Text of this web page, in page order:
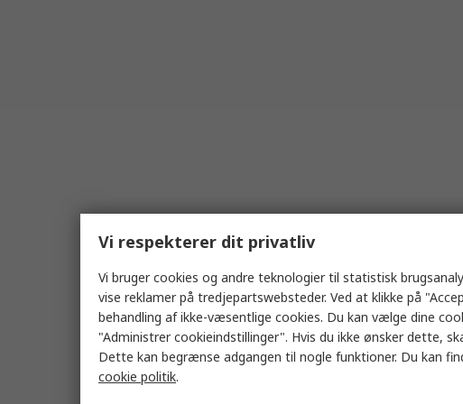
Vi respekterer dit privatliv
Vi bruger cookies og andre teknologier til statistisk
vise reklamer på tredjepartswebsteder. Ved at klikke på
behandling af ikke-væsentlige cookies. Du kan vælge dine
"Administrer cookieindstillinger". Hvis du ikke ønsker dette,
Dette kan begrænse adgangen til nogle funktioner. Du kan
cookie politik.